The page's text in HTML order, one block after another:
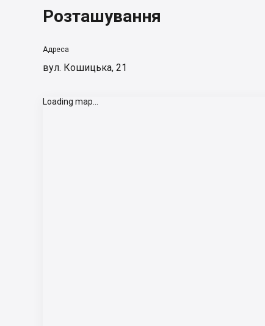
Розташування
Адреса
вул. Кошицька, 21
Loading map...